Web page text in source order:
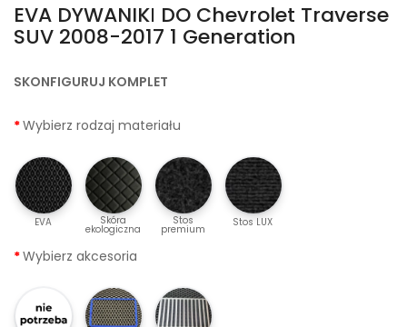
EVA DYWANIKІ DO Chevrolet Traverse
SUV 2008-2017 1 Generation
SKONFIGURUJ KOMPLET
Wybierz rodzaj materiału
EVA Skóra
ekologiczna
Stos
premium
Stos LUX
Wybierz akcesoria